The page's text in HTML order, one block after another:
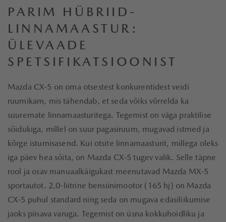
PARIM HÜBRIID-
LINNAMAASTUR:
ÜLEVAADE
SPETSIFIKATSIOONIST
Mazda CX-5 on oma otsestest konkurentidest veidi
ruumikam, mis tähendab, et seda võiks võrrelda ka
suuremate linnamaasturitega. Tegemist on väga praktilise
sõidukiga, millel on suur pagasiruum, mugavad istmed ja
kõrge istumisasend. Kui otsite linnamaasturit, millega oleks
iga päev hea sõita, on Mazda CX-5 tugev valik. Selle täpne
rool ja osav manuaalkäigukast meenutavad Mazda MX-5
sportautot. 2,0-liitrine bensiinimootor (165 hj) on Mazda
CX-5 puhul standard ning seda on mugava edasiliikumise
jaoks piisava varuga. Tegemist on üsna kokkuhoidliku ja